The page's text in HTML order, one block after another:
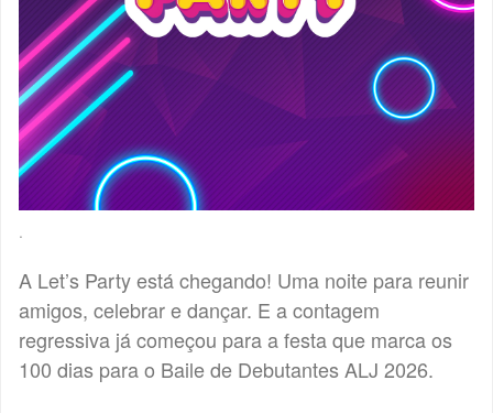
.
A Let’s Party está chegando! Uma noite para reunir
amigos, celebrar e dançar. E a contagem
regressiva já começou para a festa que marca os
100 dias para o Baile de Debutantes ALJ 2026.